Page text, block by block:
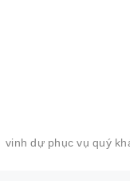
vinh dự phục vụ quý